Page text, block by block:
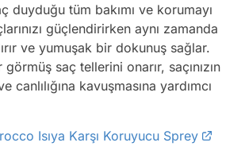
duyduğu tüm bakımı ve korumayı
güçlendirirken aynı zamanda
ve yumuşak bir dokunuş sağlar.
görmüş saç tellerini onarır, saçınızın
canlılığına kavuşmasına yardımcı
Isıya Karşı Koruyucu Sprey